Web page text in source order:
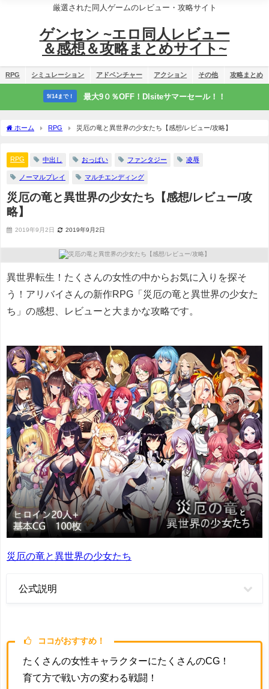
厳選された同人ゲームのレビュー・攻略サイト
ゲンセン ~エロ同人レビュー
＆感想＆攻略まとめサイト~
RPG シミュレーション アドベンチャー アクション その他 攻略まとめ
9/14まで！ 最大9０％OFF！Dlsiteサマーセール！！
ホーム RPG 災厄の竜と異世界の少女たち【感想/レビュー/攻略】
RPG 中出し おっぱい ファンタジー 凌辱
ノーマルプレイ マルチエンディング
災厄の竜と異世界の少女たち【感想/レビュー/攻
略】
2019年9月2日 2019年9月2日
異世界転生！たくさんの女性の中からお気に入りを探そ
う！アリバイさんの新作RPG「災厄の竜と異世界の少女た
ち」の感想、レビューと大まかな攻略です。
災厄の竜と異世界の少女たち
公式説明
ココがおすすめ！
たくさんの女性キャラクターにたくさんのCG！
育て方で戦い方の変わる戦闘！